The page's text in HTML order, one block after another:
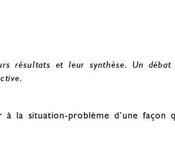
résultats et leur synthèse. Un
à la situation-problème d’une